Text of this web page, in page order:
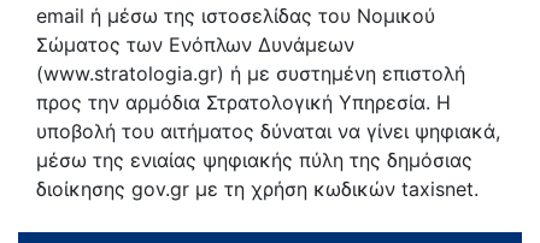
email ή μέσω της ιστοσελίδας του Νομικού
Σώματος των Ενόπλων Δυνάμεων
(www.stratologia.gr) ή με συστημένη επιστολή
προς την αρμόδια Στρατολογική Υπηρεσία. Η
υποβολή του αιτήματος δύναται να γίνει ψηφιακά,
μέσω της ενιαίας ψηφιακής πύλη της δημόσιας
διοίκησης gov.gr με τη χρήση κωδικών taxisnet.